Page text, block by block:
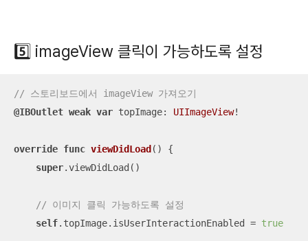
5️⃣ imageView 클릭이 가능하도록 설정
// 스토리보드에서 imageView 가져오기
@IBOutlet weak var topImage: UIImageView!
override func viewDidLoad ()
{
super.viewDidLoad()
// 이미지 클릭 가능하도록 설정
self.topImage.isUserInteractionEnabled = true